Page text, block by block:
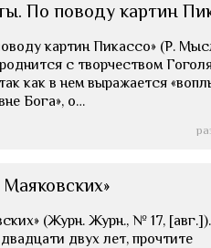
По поводу картин
картин Пикассо» (Р.
с творчеством
как в нем выражается
Бога», о…
(Журн. Журн., № 17, [авг.]).
двух лет, прочтите